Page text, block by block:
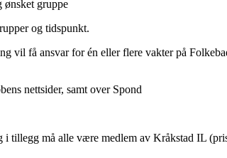
ønsket gruppe
og tidspunkt.
vil få ansvar for én eller flere vakter på
nettsider, samt over Spond
i tillegg må alle være medlem av Kråkstad IL